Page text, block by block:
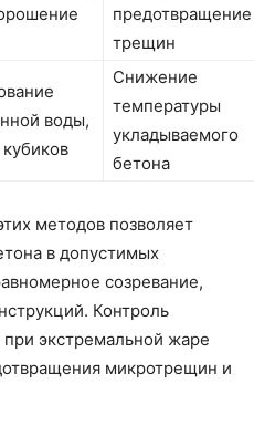
предотвращение
трещин
воды,
Снижение
температуры
укладываемого
бетона
методов позволяет
в допустимых
созревание,
Контроль
экстремальной жаре
микротрещин и